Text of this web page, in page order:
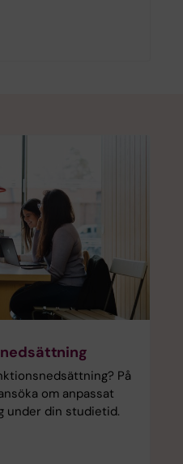
På
om anpassat
under din studietid.